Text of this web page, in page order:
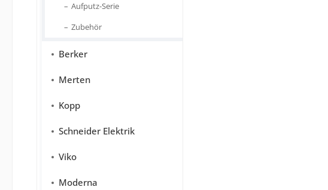
Aufputz-Serie
Zubehör
Berker
Merten
Kopp
Schneider Elektrik
Viko
Moderna